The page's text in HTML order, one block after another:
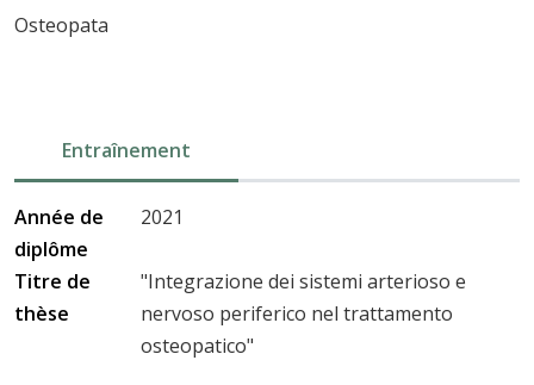
Osteopata
Entraînement
Année de
diplôme
2021
Titre de
thèse
"Integrazione dei sistemi arterioso e
nervoso periferico nel trattamento
osteopatico"